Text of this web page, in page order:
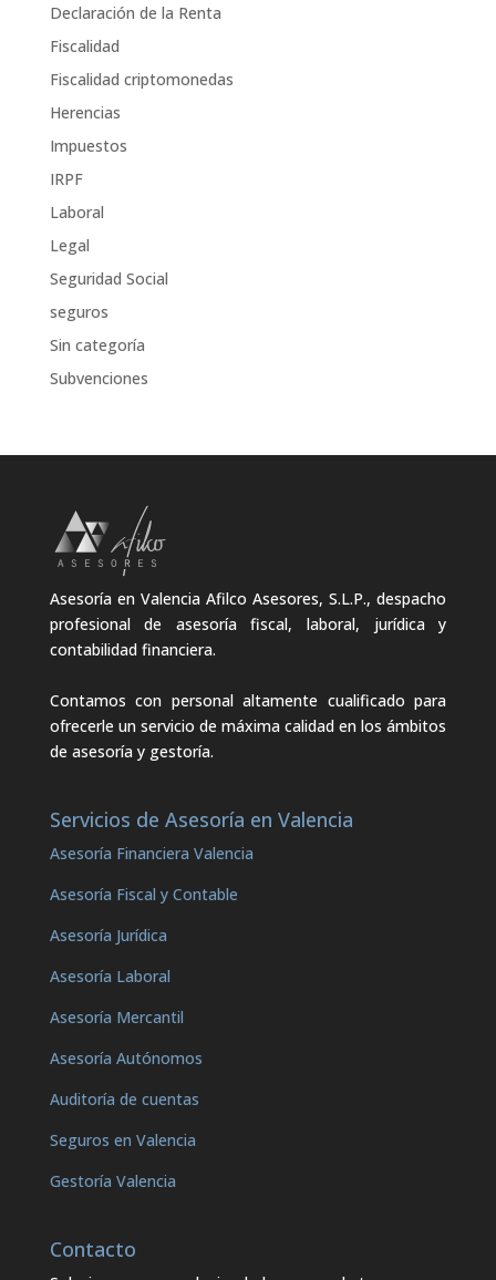
Declaración de la Renta
Fiscalidad
Fiscalidad criptomonedas
Herencias
Impuestos
IRPF
Laboral
Legal
Seguridad Social
seguros
Sin categoría
Subvenciones
Asesoría en Valencia Afilco Asesores, S.L.P., despacho
profesional de asesoría fiscal, laboral, jurídica y
contabilidad financiera.
Contamos con personal altamente cualificado para
ofrecerle un servicio de máxima calidad en los ámbitos
de asesoría y gestoría.
Servicios de Asesoría en Valencia
Asesoría Financiera Valencia
Asesoría Fiscal y Contable
Asesoría Jurídica
Asesoría Laboral
Asesoría Mercantil
Asesoría Autónomos
Auditoría de cuentas
Seguros en Valencia
Gestoría Valencia
Contacto